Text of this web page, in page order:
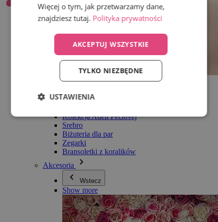
Wszystko w kategorii Biżuteria
Bransoletki
Kolekcja Adéli Pečlovej
Srebro
Biżuteria dla par
Zegarki
Bransoletki z koralików
Akcesoria
Wstecz
Show more
Więcej o tym, jak przetwarzamy dane,
znajdziesz tutaj. Polityka prywatności
AKCEPTUJ WSZYSTKIE
TYLKO NIEZBĘDNE
USTAWIENIA